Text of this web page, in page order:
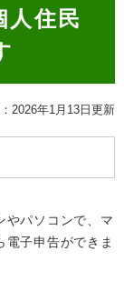
人住民
2026年1月13日更新
やパソコンで、マ
電子申告ができま